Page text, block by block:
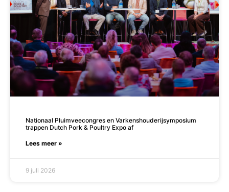
Nationaal Pluimveecongres en Varkenshouderijsymposium
trappen Dutch Pork & Poultry Expo af
Lees meer »
9 juli 2026